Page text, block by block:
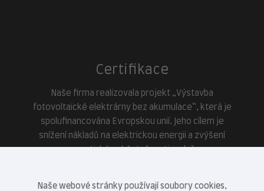
Certifikace
Naše firma realizovala projekt „Výstavba
fotovoltaické elektrárny bez akumulace“, která je
spolufinancována Evropskou unií. Jeho cílem je
snížení nákladů na elektrickou energii a zvýšení
Naše webové stránky používají soubory cookies,